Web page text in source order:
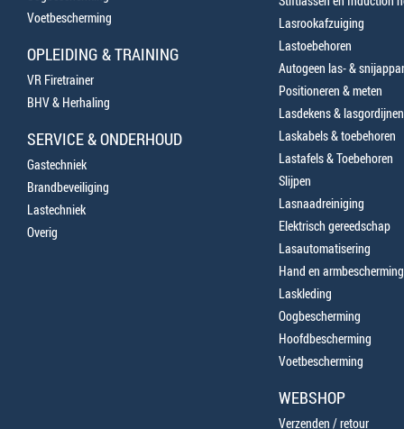
Voetbescherming
OPLEIDING & TRAINING
VR Firetrainer
BHV & Herhaling
SERVICE & ONDERHOUD
Gastechniek
Brandbeveiliging
Lastechniek
Overig
Lasrookafzuiging
Lastoebehoren
Autogeen las- &
Positioneren & meten
Lasdekens & lasgordijnen
Laskabels & toebehoren
Lastafels & Toebehoren
Slijpen
Lasnaadreiniging
Elektrisch gereedschap
Lasautomatisering
Hand en armbescherming
Laskleding
Oogbescherming
Hoofdbescherming
Voetbescherming
WEBSHOP
Verzenden / retour